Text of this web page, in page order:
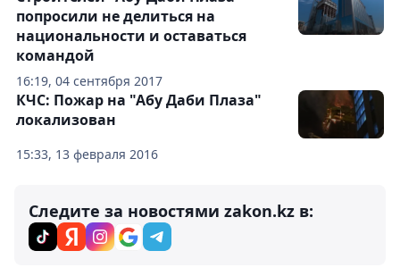
16:19, 04 сентября 2017
попросили не делиться на
национальности и оставаться
командой
15:33, 13 февраля 2016
КЧС: Пожар на "Абу Даби Плаза"
локализован
Следите за новостями zakon.kz в: